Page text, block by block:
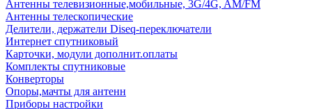
Антенны телевизионные,мобильные, 3G/4G, AM/FM
Антенны телескопические
Делители, держатели Diseq-переключатели
Интернет спутниковый
Карточки, модули дополнит.оплаты
Комплекты спутниковые
Конверторы
Опоры,мачты для антенн
Приборы настройки